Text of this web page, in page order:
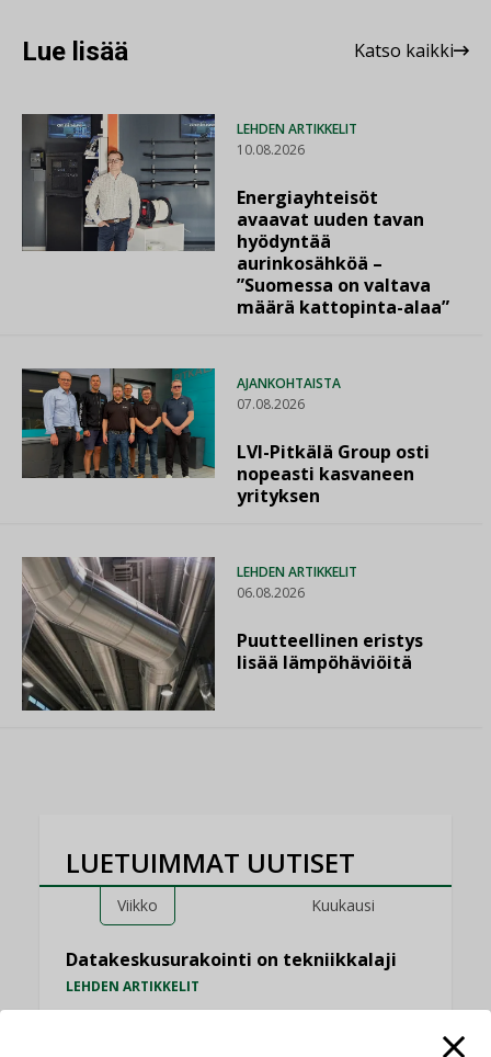
Lue lisää Katso kaikki
LEHDEN ARTIKKELIT
10.08.2026
Energiayhteisöt
avaavat uuden tavan
hyödyntää
aurinkosähköä –
”Suomessa on valtava
määrä kattopinta-alaa”
AJANKOHTAISTA
07.08.2026
LVI-Pitkälä Group osti
nopeasti kasvaneen
yrityksen
LEHDEN ARTIKKELIT
06.08.2026
Puutteellinen eristys
lisää lämpöhäviöitä
LUETUIMMAT UUTISET
Viikko Kuukausi
Datakeskusurakointi on tekniikkalaji
LEHDEN ARTIKKELIT